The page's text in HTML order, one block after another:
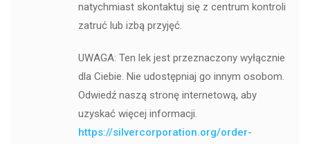
natychmiast skontaktuj się z centrum kontroli
zatruć lub izbą przyjęć.
UWAGA: Ten lek jest przeznaczony wyłącznie
dla Ciebie. Nie udostępniaj go innym osobom.
Odwiedź naszą stronę internetową, aby
uzyskać więcej informacji.
https://silvercorporation.org/order-